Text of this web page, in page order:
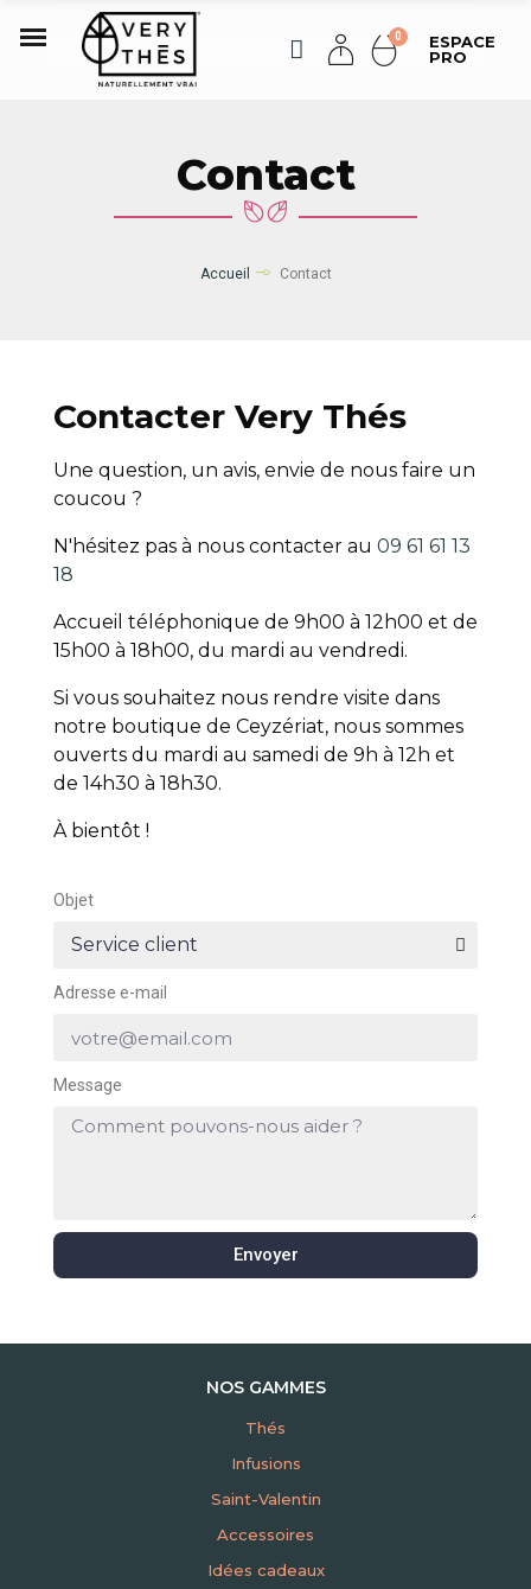
ESPACE
PRO
Contact
Accueil Contact
Contacter Very Thés
Une question, un avis, envie de nous faire un
coucou ?
N'hésitez pas à nous contacter au 09 61 61 13
18
Accueil téléphonique de 9h00 à 12h00 et de
15h00 à 18h00, du mardi au vendredi.
Si vous souhaitez nous rendre visite dans
notre boutique de Ceyzériat, nous sommes
ouverts du mardi au samedi de 9h à 12h et
de 14h30 à 18h30.
À bientôt !
Objet
Adresse e-mail
Message
Envoyer
NOS GAMMES
Thés
Infusions
Saint-Valentin
Accessoires
Idées cadeaux